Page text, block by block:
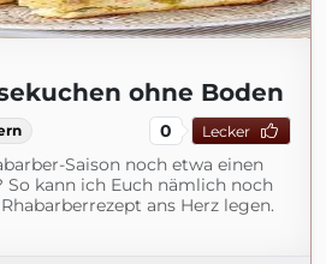
ohne Boden
0 Lecker
Saison noch etwa einen
So kann ich Euch nämlich noch
ans Herz legen.